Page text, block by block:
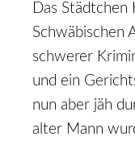
Das Städtchen
Schwäbischen
schwerer
und ein
nun aber jäh
alter Mann